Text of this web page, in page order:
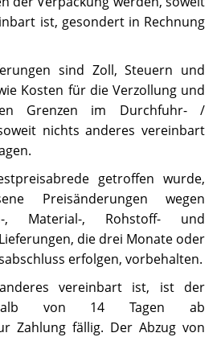
ist, gesondert in Rechnung
sind Zoll, Steuern und
Kosten für die Verzollung und
Grenzen im Durchfuhr- /
nichts anderes vereinbart
getroffen wurde,
Preisänderungen wegen
, Material-, Rohstoff- und
die drei Monate oder
erfolgen, vorbehalten.
vereinbart ist, ist der
von 14 Tagen ab
Zahlung fällig. Der Abzug von